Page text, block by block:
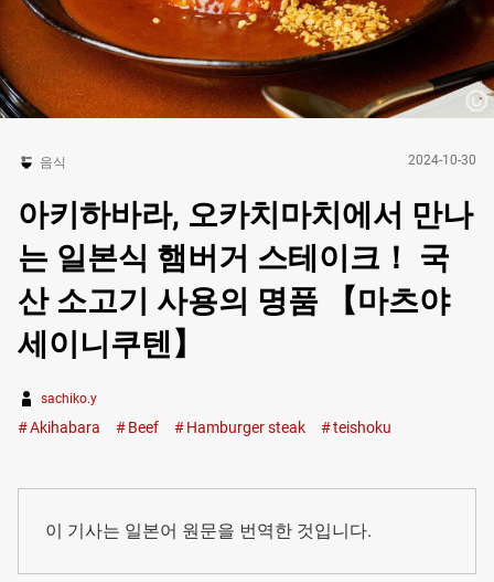
음식 2024-10-30
아키하바라, 오카치마치에서 만나
는 일본식 햄버거 스테이크！ 국
산 소고기 사용의 명품 【마츠야
세이니쿠텐】
sachiko.y
Akihabara Beef Hamburger steak teishoku
이 기사는 일본어 원문을 번역한 것입니다.